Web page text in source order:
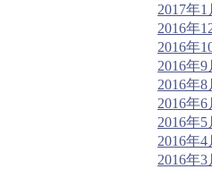
2017年1
2016年
2016年
2016年9
2016年8
2016年6
2016年5
2016年4
2016年3